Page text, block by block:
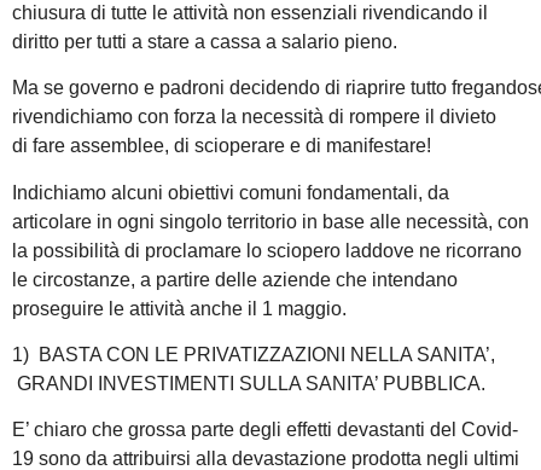
chiusura di tutte le attività non essenziali rivendicando il
diritto per tutti a stare a cassa a salario pieno.
Ma se governo e padroni decidendo di riaprire tutto
rivendichiamo con forza la necessità di rompere il divieto
di fare assemblee, di scioperare e di manifestare!
Indichiamo alcuni obiettivi comuni fondamentali, da
articolare in ogni singolo territorio in base alle necessità, con
la possibilità di proclamare lo sciopero laddove ne ricorrano
le circostanze, a partire delle aziende che intendano
proseguire le attività anche il 1 maggio.
1) BASTA CON LE PRIVATIZZAZIONI NELLA SANITA’,
GRANDI INVESTIMENTI SULLA SANITA’ PUBBLICA.
E’ chiaro che grossa parte degli effetti devastanti del Covid-
19 sono da attribuirsi alla devastazione prodotta negli ultimi